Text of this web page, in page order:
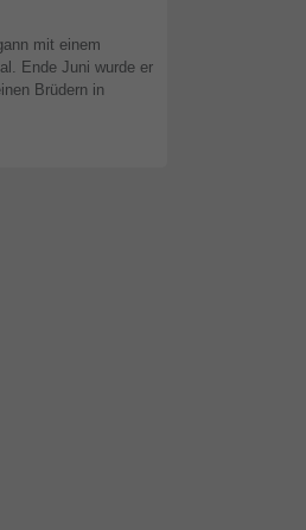
mit einem
Ende Juni wurde er
Brüdern in
verletzt und von